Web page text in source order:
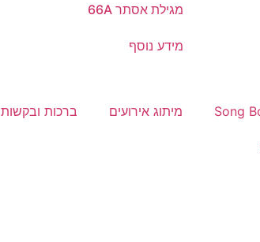
מגילת אסתר 66A
מידע נוסף
מיתוג אירועים ברכות ובקשות